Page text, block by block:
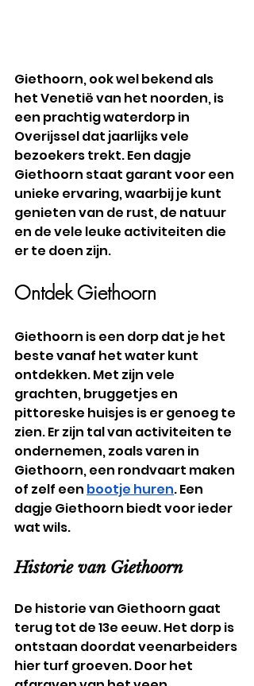
Giethoorn, ook wel bekend als
het Venetië van het noorden, is
een prachtig waterdorp in
Overijssel dat jaarlijks vele
bezoekers trekt. Een dagje
Giethoorn staat garant voor een
unieke ervaring, waarbij je kunt
genieten van de rust, de natuur
en de vele leuke activiteiten die
er te doen zijn.
Ontdek Giethoorn
Giethoorn is een dorp dat je het
beste vanaf het water kunt
ontdekken. Met zijn vele
grachten, bruggetjes en
pittoreske huisjes is er genoeg te
zien. Er zijn tal van activiteiten te
ondernemen, zoals varen in
Giethoorn, een rondvaart maken
of zelf een bootje huren. Een
dagje Giethoorn biedt voor ieder
wat wils.
Historie van Giethoorn
De historie van Giethoorn gaat
terug tot de 13e eeuw. Het dorp is
ontstaan doordat veenarbeiders
hier turf groeven. Door het